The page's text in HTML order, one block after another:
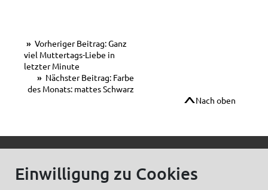
Vorheriger Beitrag: Ganz
viel Muttertags-Liebe in
letzter Minute
Nächster Beitrag: Farbe
des Monats: mattes Schwarz
Nach oben
Einwilligung zu Cookies